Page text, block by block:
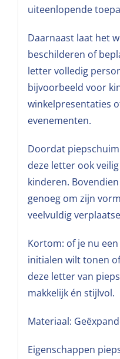
uiteenlopende
Daarnaast laat het
beschilderen of
letter volledig
bijvoorbeeld voor
winkelpresentaties
evenementen.
Doordat
deze letter ook
kinderen.
genoeg om zijn
veelvuldig
Kortom: of je nu
initialen wilt tonen
deze letter van
makkelijk én stijlvol.
Materiaal:
Eigenschappen